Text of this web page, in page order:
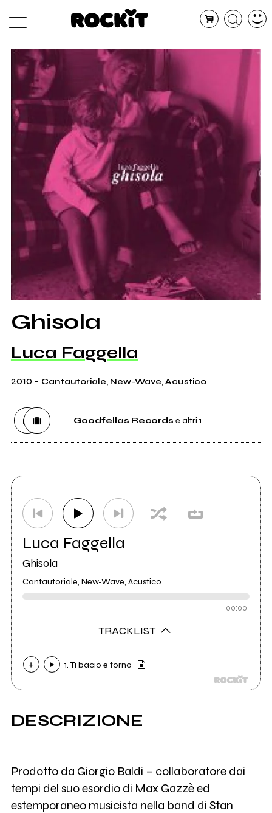
MAGAZINE
ARTICOLI
DATABASE
ARTISTI
CONCERTI
SHOP
RADIO
Ghisola
Luca Faggella
2010- Cantautoriale, New-Wave, Acustico
Goodfellas Records e altri 1
Luca Faggella
Ghisola
Cantautoriale, New-Wave, Acustico
00:00
TRACKLIST
1. Ti bacio e torno
DESCRIZIONE
Prodotto da Giorgio Baldi – collaboratore dai
tempi del suo esordio di Max Gazzè ed
estemporaneo musicista nella band di Stan